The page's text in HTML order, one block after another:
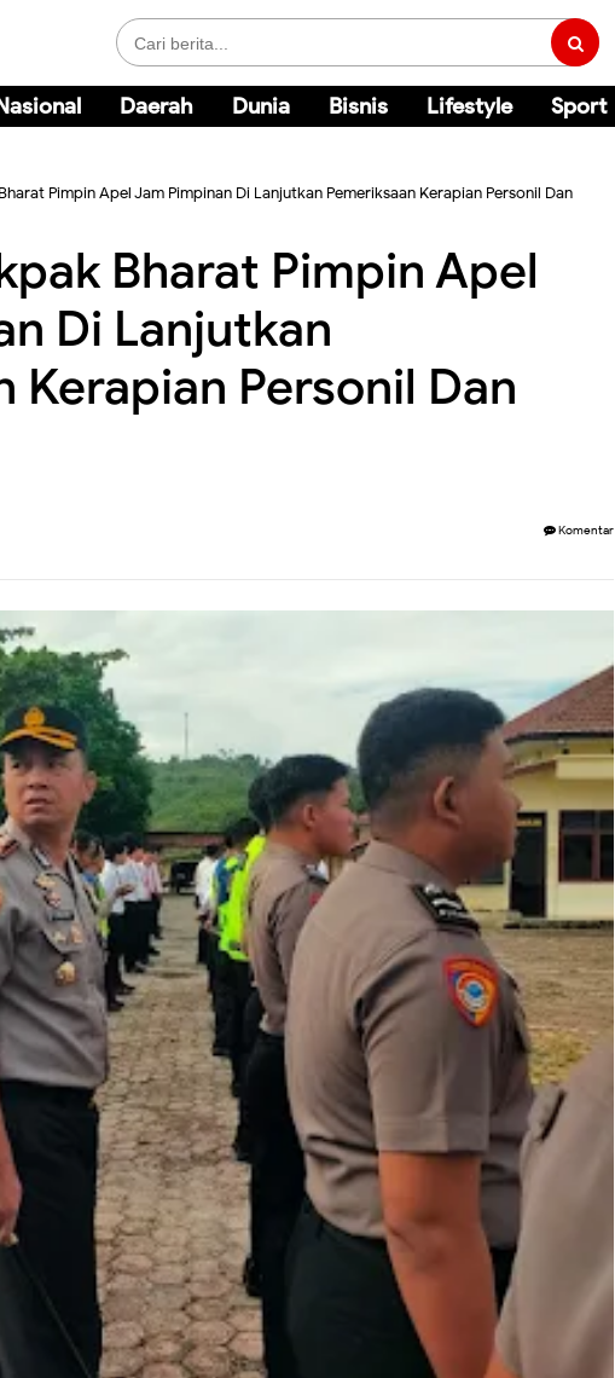
Daerah Dunia Bisnis Lifestyle Sport
Pimpin Apel Jam Pimpinan Di Lanjutkan Pemeriksaan Kerapian Personil Dan
Bharat Pimpin Apel
Di Lanjutkan
Kerapian Personil Dan
Komentar